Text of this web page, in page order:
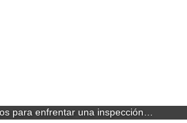
para enfrentar una inspección…